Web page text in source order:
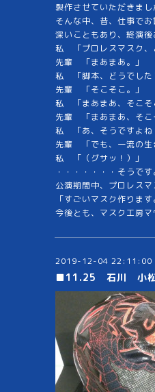
製作させていただきまし
そんな中、昔、仕事で
深いこともあり、終演後
私 「プロレスマスク、
先輩 「まあまあ。」
私 「脚本、どうでした
先輩 「そこそこ。」
私 「まあまあ、そこそ
先輩 「まあまあ、そこ
私 「あ、そうですよね
先輩 「でも、一流の生
私 「（グサッ！）」
・・・・・・・そうで
公演期間中、プロレス
「すごいマスク作りま
今後とも、マスク工房
2019-12-04 22:11:00
■11.25 石川 小松